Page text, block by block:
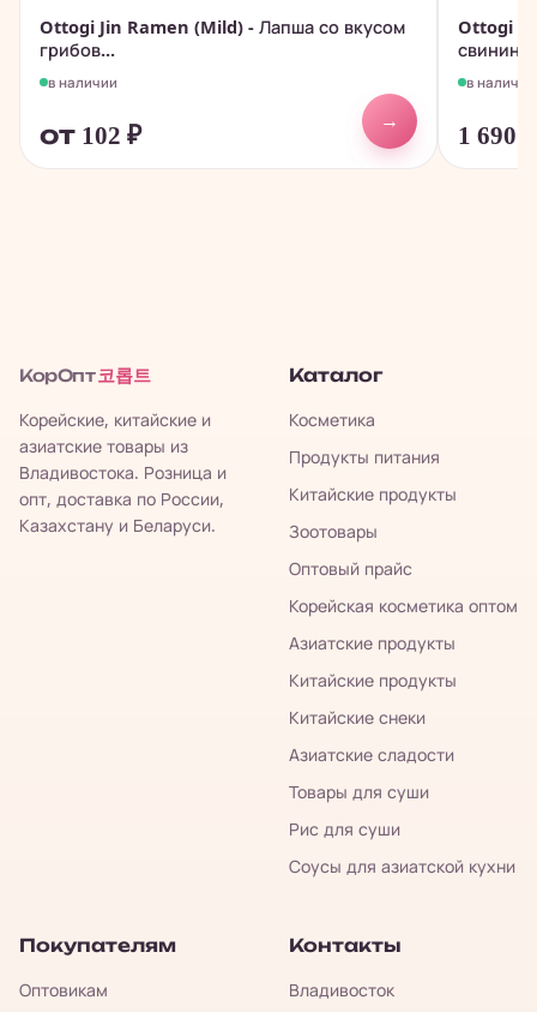
Ottogi Jin Ramen (Mild) - Лапша со вкусом
грибов...
в наличии
от 102 ₽
→
Ottogi
свинины
в наличии
1 690
КорОпт 코롭트
Корейские, китайские и
азиатские товары из
Владивостока. Розница и
опт, доставка по России,
Казахстану и Беларуси.
Каталог
Косметика
Продукты питания
Китайские продукты
Зоотовары
Оптовый прайс
Корейская косметика оптом
Азиатские продукты
Китайские продукты
Китайские снеки
Азиатские сладости
Товары для суши
Рис для суши
Соусы для азиатской кухни
Покупателям
Оптовикам
Контакты
Владивосток